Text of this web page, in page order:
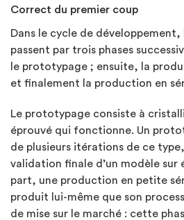
Correct du premier coup
Dans le cycle de
passent par trois phases
le prototypage ; ensuite, la
et finalement la production en
Le prototypage consiste à
éprouvé qui fonctionne. Un
de plusieurs itérations de ce
validation finale d’un modèle sur
part, une production en petite
produit lui-même que son
de mise sur le marché : cette